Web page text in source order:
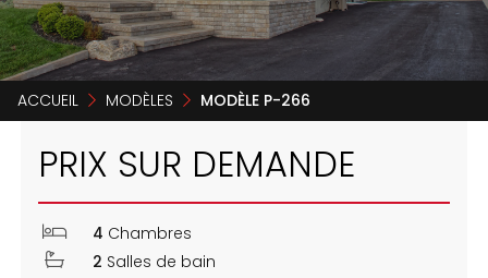
ACCUEIL MODÈLES MODÈLE P-266
PRIX SUR DEMANDE
4 Chambres
2 Salles de bain